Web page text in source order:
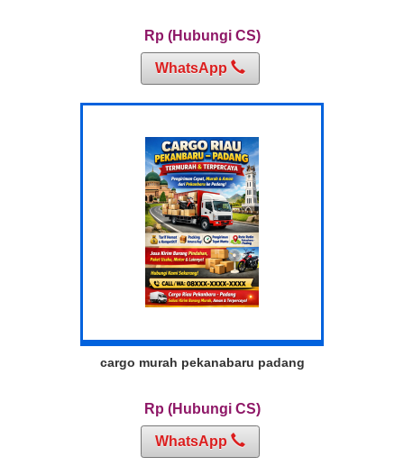
Rp (Hubungi CS)
WhatsApp
cargo murah pekanabaru padang
Rp (Hubungi CS)
WhatsApp